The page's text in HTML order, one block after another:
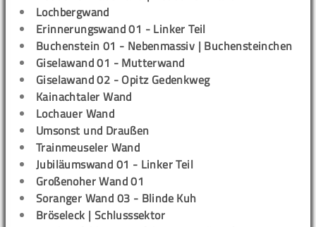
Lochbergwand
Erinnerungswand 01 - Linker Teil
Buchenstein 01 - Nebenmassiv | Buchensteinchen
Giselawand 01 - Mutterwand
Giselawand 02 - Opitz Gedenkweg
Kainachtaler Wand
Lochauer Wand
Umsonst und Draußen
Trainmeuseler Wand
Jubiläumswand 01 - Linker Teil
Großenoher Wand 01
Soranger Wand 03 - Blinde Kuh
Bröseleck | Schlusssektor